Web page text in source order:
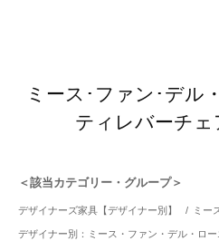
ミース･ファン･デル
ティレバーチェ
＜該当カテゴリー・グループ＞
デザイナーズ家具【デザイナー別】 / ミー
デザイナー別：ミース・ファン・デル・ロー